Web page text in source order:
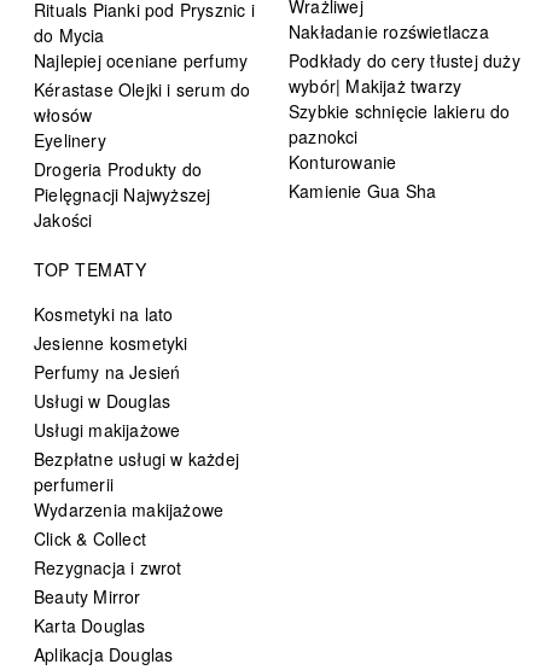
Rituals Pianki pod Prysznic i
do Mycia
Najlepiej oceniane perfumy
Kérastase Olejki i serum do
włosów
Eyelinery
Drogeria Produkty do
Pielęgnacji Najwyższej
Jakości
Wrażliwej
Nakładanie rozświetlacza
Podkłady do cery tłustej duży
wybór| Makijaż twarzy
Szybkie schnięcie lakieru do
paznokci
Konturowanie
Kamienie Gua Sha
TOP TEMATY
Kosmetyki na lato
Jesienne kosmetyki
Perfumy na Jesień
Usługi w Douglas
Usługi makijażowe
Bezpłatne usługi w każdej
perfumerii
Wydarzenia makijażowe
Click & Collect
Rezygnacja i zwrot
Beauty Mirror
Karta Douglas
Aplikacja Douglas